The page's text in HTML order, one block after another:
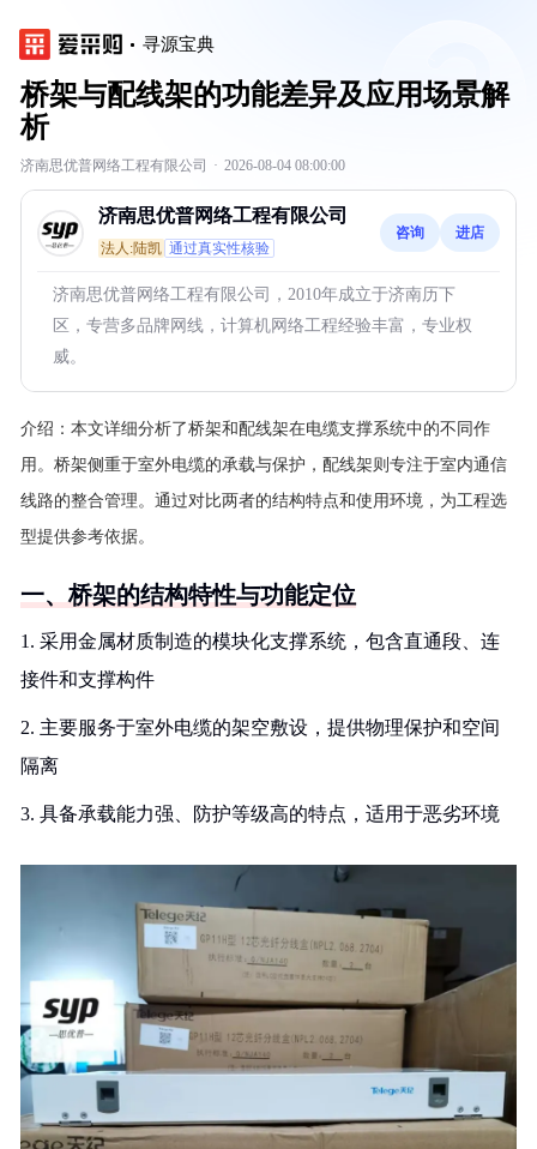
寻源宝典
桥架与配线架的功能差异及应用场景解
析
济南思优普网络工程有限公司 · 2026-08-04 08:00:00
济南思优普网络工程有限公司
法人:陆凯 通过真实性核验
咨询 进店
济南思优普网络工程有限公司，2010年成立于济南历下
区，专营多品牌网线，计算机网络工程经验丰富，专业权
威。
介绍： 本文详细分析了桥架和配线架在电缆支撑系统中的不同作
用。桥架侧重于室外电缆的承载与保护，配线架则专注于室内通信
线路的整合管理。通过对比两者的结构特点和使用环境，为工程选
型提供参考依据。
一、桥架的结构特性与功能定位
1. 采用金属材质制造的模块化支撑系统，包含直通段、连
接件和支撑构件
2. 主要服务于室外电缆的架空敷设，提供物理保护和空间
隔离
3. 具备承载能力强、防护等级高的特点，适用于恶劣环境